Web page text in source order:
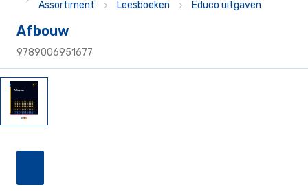
Assortiment Leesboeken Educo uitgaven
Afbouw
9789006951677